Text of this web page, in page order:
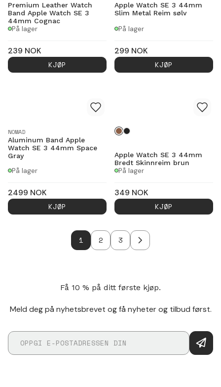
Premium Leather Watch
Band Apple Watch SE 3
44mm Cognac
På lager
239 NOK
KJØP
Apple Watch SE 3 44mm
Slim Metal Reim sølv
På lager
299 NOK
KJØP
NOMAD
Aluminum Band Apple
Watch SE 3 44mm Space
Gray
På lager
2499 NOK
KJØP
Apple Watch SE 3 44mm
Bredt Skinnreim brun
På lager
349 NOK
KJØP
1 2 3
Få 10 % på ditt første kjøp.
Meld deg på nyhetsbrevet og få nyheter og tilbud først.